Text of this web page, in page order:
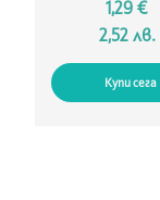
1,29 €
2,52 лв.
Купи сега